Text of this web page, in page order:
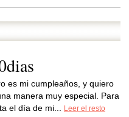
es mi cumpleaños, y quiero
manera muy especial. Para
el día de mi...
Leer el resto